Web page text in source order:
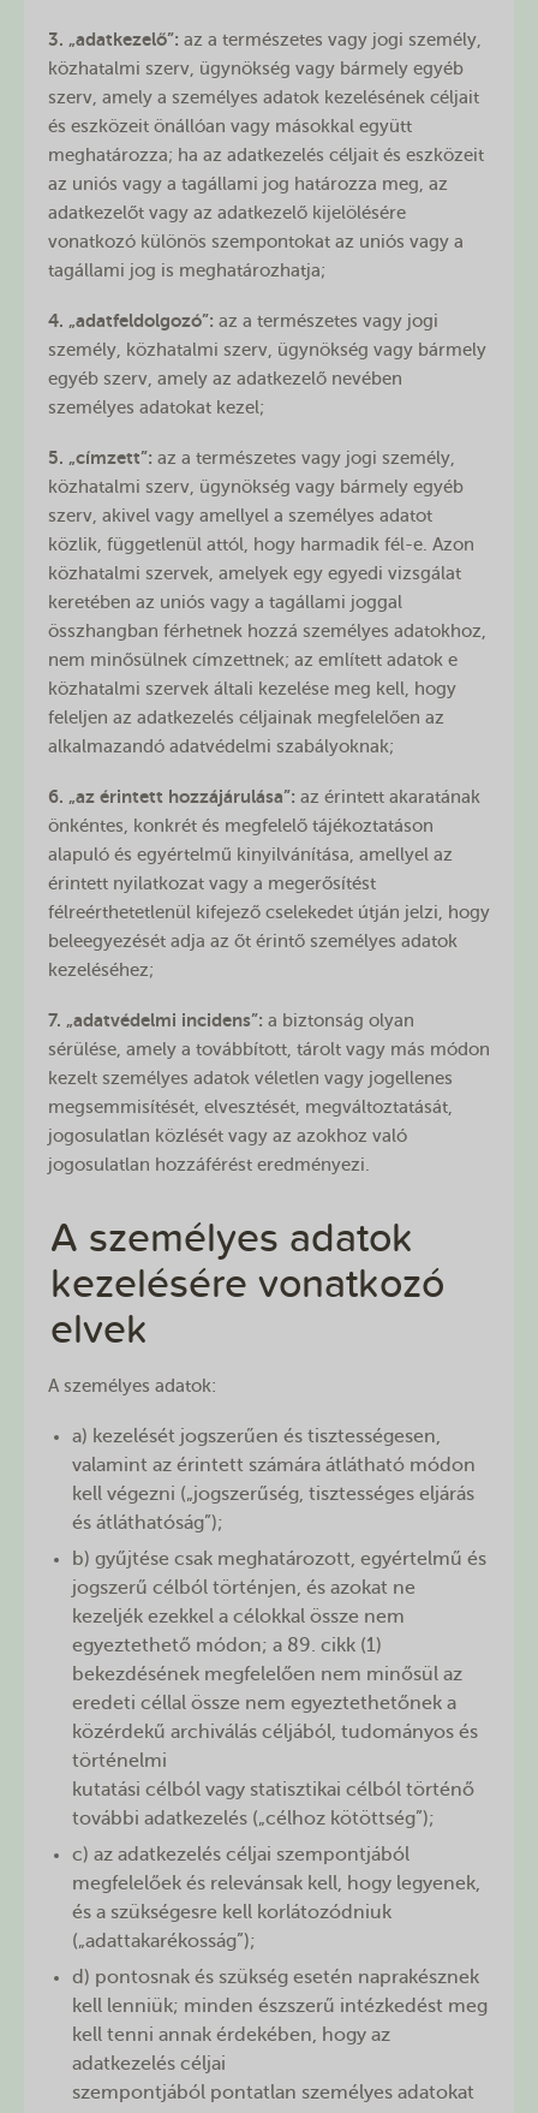
3. „adatkezelő”: az a természetes vagy jogi személy,
közhatalmi szerv, ügynökség vagy bármely egyéb
szerv, amely a személyes adatok kezelésének céljait
és eszközeit önállóan vagy másokkal együtt
meghatározza; ha az adatkezelés céljait és eszközeit
az uniós vagy a tagállami jog határozza meg, az
adatkezelőt vagy az adatkezelő kijelölésére
vonatkozó különös szempontokat az uniós vagy a
tagállami jog is meghatározhatja;
4. „adatfeldolgozó”: az a természetes vagy jogi
személy, közhatalmi szerv, ügynökség vagy bármely
egyéb szerv, amely az adatkezelő nevében
személyes adatokat kezel;
5. „címzett”: az a természetes vagy jogi személy,
közhatalmi szerv, ügynökség vagy bármely egyéb
szerv, akivel vagy amellyel a személyes adatot
közlik, függetlenül attól, hogy harmadik fél-e. Azon
közhatalmi szervek, amelyek egy egyedi vizsgálat
keretében az uniós vagy a tagállami joggal
összhangban férhetnek hozzá személyes adatokhoz,
nem minősülnek címzettnek; az említett adatok e
közhatalmi szervek általi kezelése meg kell, hogy
feleljen az adatkezelés céljainak megfelelően az
alkalmazandó adatvédelmi szabályoknak;
6. „az érintett hozzájárulása”: az érintett akaratának
önkéntes, konkrét és megfelelő tájékoztatáson
alapuló és egyértelmű kinyilvánítása, amellyel az
érintett nyilatkozat vagy a megerősítést
félreérthetetlenül kifejező cselekedet útján jelzi, hogy
beleegyezését adja az őt érintő személyes adatok
kezeléséhez;
7. „adatvédelmi incidens”: a biztonság olyan
sérülése, amely a továbbított, tárolt vagy más módon
kezelt személyes adatok véletlen vagy jogellenes
megsemmisítését, elvesztését, megváltoztatását,
jogosulatlan közlését vagy az azokhoz való
jogosulatlan hozzáférést eredményezi.
A személyes adatok
kezelésére vonatkozó
elvek
A személyes adatok:
a) kezelését jogszerűen és tisztességesen,
valamint az érintett számára átlátható módon
kell végezni („jogszerűség, tisztességes eljárás
és átláthatóság”);
b) gyűjtése csak meghatározott, egyértelmű és
jogszerű célból történjen, és azokat ne
kezeljék ezekkel a célokkal össze nem
egyeztethető módon; a 89. cikk (1)
bekezdésének megfelelően nem minősül az
eredeti céllal össze nem egyeztethetőnek a
közérdekű archiválás céljából, tudományos és
történelmi
kutatási célból vagy statisztikai célból történő
további adatkezelés („célhoz kötöttség”);
c) az adatkezelés céljai szempontjából
megfelelőek és relevánsak kell, hogy legyenek,
és a szükségesre kell korlátozódniuk
(„adattakarékosság”);
d) pontosnak és szükség esetén naprakésznek
kell lenniük; minden észszerű intézkedést meg
kell tenni annak érdekében, hogy az
adatkezelés céljai
szempontjából pontatlan személyes adatokat